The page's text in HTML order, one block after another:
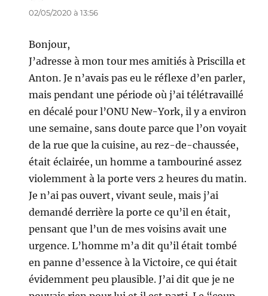
02/05/2020 à 13:56
Bonjour,
J’adresse à mon tour mes amitiés à Priscilla et
Anton. Je n’avais pas eu le réflexe d’en parler,
mais pendant une période où j’ai télétravaillé
en décalé pour l’ONU New-York, il y a environ
une semaine, sans doute parce que l’on voyait
de la rue que la cuisine, au rez-de-chaussée,
était éclairée, un homme a tambouriné assez
violemment à la porte vers 2 heures du matin.
Je n’ai pas ouvert, vivant seule, mais j’ai
demandé derrière la porte ce qu’il en était,
pensant que l’un de mes voisins avait une
urgence. L’homme m’a dit qu’il était tombé
en panne d’essence à la Victoire, ce qui était
évidemment peu plausible. J’ai dit que je ne